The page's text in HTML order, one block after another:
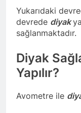
Yukarıdaki
devrede diyak
sağlanmaktadır.
Diyak
Yapılır?
Avometre ile